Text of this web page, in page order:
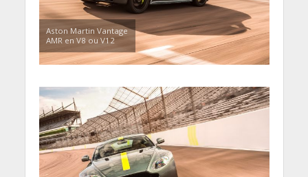
Aston Martin Vantage
AMR en V8 ou V12